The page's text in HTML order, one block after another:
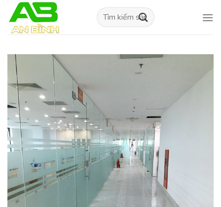
content
Tìm
kiếm: